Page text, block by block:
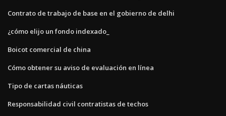
Contrato de trabajo de base en el gobierno de delhi
¿cómo elijo un fondo indexado_
Boicot comercial de china
Cómo obtener su aviso de evaluación en línea
Tipo de cartas náuticas
Responsabilidad civil contratistas de techos